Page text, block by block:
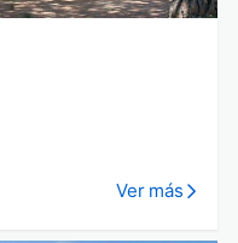
Ver más